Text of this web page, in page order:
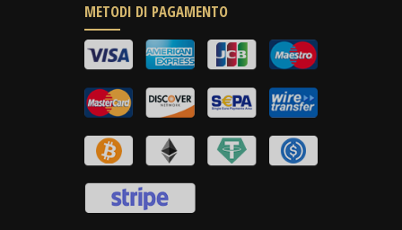
METODI DI PAGAMENTO